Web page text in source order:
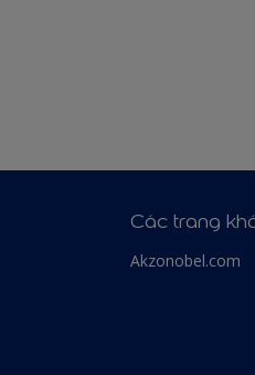
Các trang
Akzonobel.com